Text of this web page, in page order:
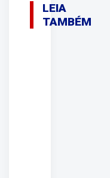
LEIA
TAMBÉM